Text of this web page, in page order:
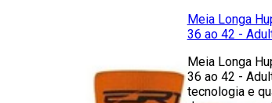
Meia Longa
36 ao 42 -
Meia Longa
36 ao 42 -
tecnologia e